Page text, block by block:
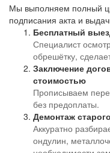
Мы выполняем полный
подписания акта и
Бесплатный
Специалист
обрешётку,
Заключение
стоимостью
Прописываем
без предоплаты.
Демонтаж
Аккуратно
ондулин,